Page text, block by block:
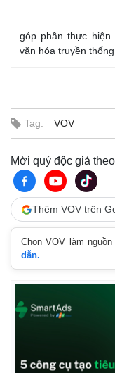
góp phần thực hiện
văn hóa truyền thống.
Tag: VOV
Mời quý độc giả
Thêm VOV trên
Chọn VOV làm
dẫn.